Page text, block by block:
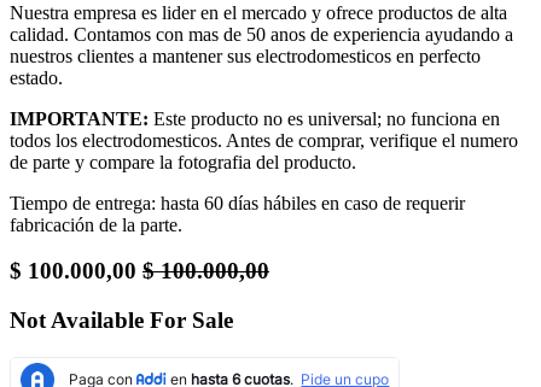
Nuestra empresa es lider en el mercado y ofrece productos de alta
calidad. Contamos con mas de 50 anos de experiencia ayudando a
nuestros clientes a mantener sus electrodomesticos en perfecto
estado.
IMPORTANTE: Este producto no es universal; no funciona en
todos los electrodomesticos. Antes de comprar, verifique el numero
de parte y compare la fotografia del producto.
Tiempo de entrega: hasta 60 días hábiles en caso de requerir
fabricación de la parte.
$ 100.000,00 $100.000,00
Not Available For Sale